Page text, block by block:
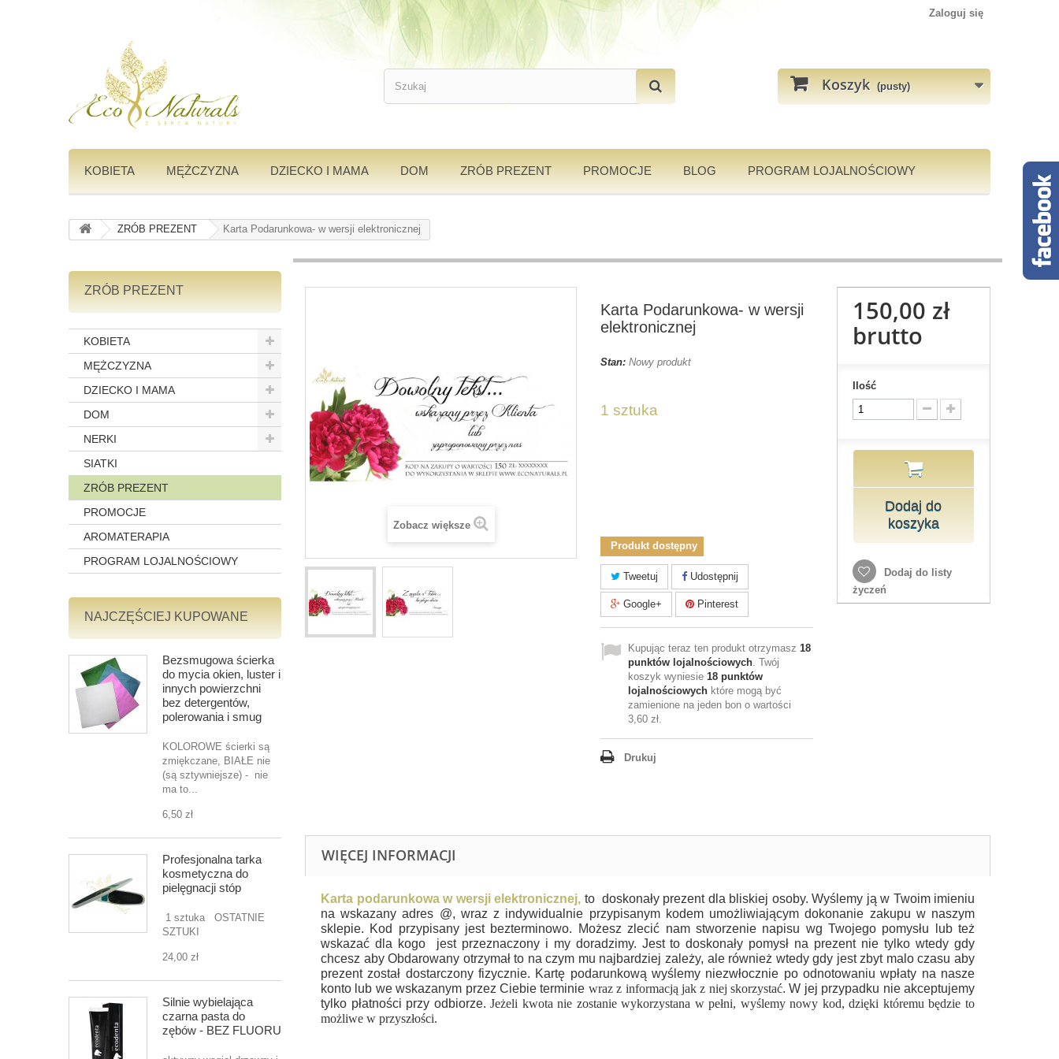
Zaloguj się
Koszyk (pusty)
KOBIETA MĘŻCZYZNA DZIECKO I MAMA DOM ZRÓB PREZENT PROMOCJE BLOG PROGRAM LOJALNOŚCIOWY
ZRÓB PREZENT Karta Podarunkowa- w wersji elektronicznej
ZRÓB PREZENT
KOBIETA
MĘŻCZYZNA
DZIECKO I MAMA
DOM
NERKI
SIATKI
ZRÓB PREZENT
PROMOCJE
AROMATERAPIA
PROGRAM LOJALNOŚCIOWY
NAJCZĘŚCIEJ KUPOWANE
Bezsmugowa ścierka
do mycia okien, luster i
innych powierzchni
bez detergentów,
polerowania i smug
KOLOROWE ścierki są
zmiękczane, BIAŁE nie
(są sztywniejsze) - nie
ma to...
6,50 zł
Profesjonalna tarka
kosmetyczna do
pielęgnacji stóp
1 sztuka OSTATNIE
SZTUKI
24,00 zł
Silnie wybielająca
czarna pasta do
zębów - BEZ FLUORU
Zobacz większe
Karta Podarunkowa- w wersji
elektronicznej
Stan: Nowy produkt
1 sztuka
Produkt dostępny
Tweetuj Udostępnij
Google+ Pinterest
Kupując teraz ten produkt otrzymasz 18
punktów lojalnościowych. Twój
koszyk wyniesie 18 punktów
lojalnościowych które mogą być
zamienione na jeden bon o wartości
3,60 zł.
Drukuj
150,00 zł
brutto
Ilość
Dodaj do
koszyka
Dodaj do listy
życzeń
WIĘCEJ INFORMACJI
Karta podarunkowa w wersji elektronicznej, to doskonały prezent dla bliskiej osoby. Wyślemy ją w Twoim imieniu
na wskazany adres @, wraz z indywidualnie przypisanym kodem umożliwiającym dokonanie zakupu w naszym
sklepie. Kod przypisany jest bezterminowo. Możesz zlecić nam stworzenie napisu wg Twojego pomysłu lub też
wskazać dla kogo jest przeznaczony i my doradzimy. Jest to doskonały pomysł na prezent nie tylko wtedy gdy
chcesz aby Obdarowany otrzymał to na czym mu najbardziej zależy, ale również wtedy gdy jest zbyt malo czasu aby
prezent został dostarczony fizycznie. Kartę podarunkową wyślemy niezwłocznie po odnotowaniu wpłaty na nasze
konto lub we wskazanym przez Ciebie terminie wraz z informacją jak z niej skorzystać. W jej przypadku nie akceptujemy
tylko płatności przy odbiorze.Jeżeli kwota nie zostanie wykorzystana w pełni, wyślemy nowy kod, dzięki któremu będzie to
możliwe w przyszłości.